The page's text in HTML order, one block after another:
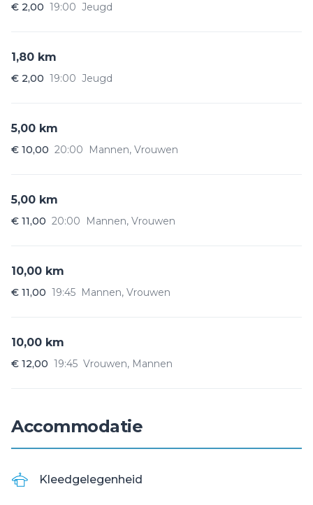
19:00 Jeugd
€ 2,00
1,80 km
19:00 Jeugd
€ 2,00
5,00 km
20:00 Mannen, Vrouwen
€ 10,00
5,00 km
20:00 Mannen, Vrouwen
€ 11,00
10,00 km
19:45 Mannen, Vrouwen
€ 11,00
10,00 km
19:45 Vrouwen, Mannen
€ 12,00
Accommodatie
Kleedgelegenheid